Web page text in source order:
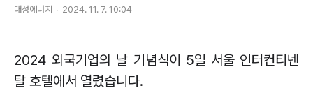
대성에너지 2024. 11. 7. 10:04
2024 외국기업의 날 기념식이 5일 서울 인터컨티넨
탈 호텔에서 열렸습니다.